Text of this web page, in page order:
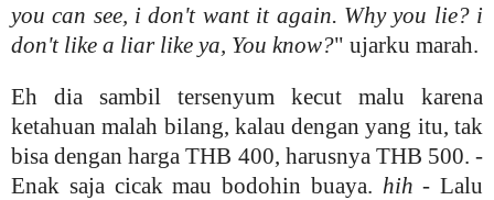
you can see, i don't want it again. Why you lie? i
don't like a liar like ya, You know?" ujarku marah.
Eh dia sambil tersenyum kecut malu karena
ketahuan malah bilang, kalau dengan yang itu, tak
bisa dengan harga THB 400, harusnya THB 500. -
Enak saja cicak mau bodohin buaya. hih - Lalu